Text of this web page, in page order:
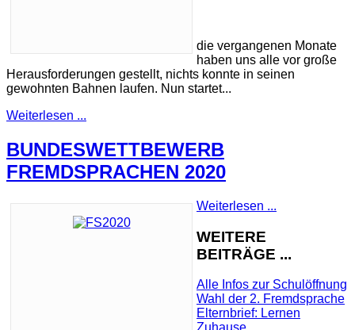
die vergangenen Monate
haben uns alle vor große
Herausforderungen gestellt, nichts konnte in seinen
gewohnten Bahnen laufen. Nun startet...
Weiterlesen ...
BUNDESWETTBEWERB
FREMDSPRACHEN 2020
Weiterlesen ...
WEITERE
BEITRÄGE ...
Alle Infos zur Schulöffnung
Wahl der 2. Fremdsprache
Elternbrief: Lernen